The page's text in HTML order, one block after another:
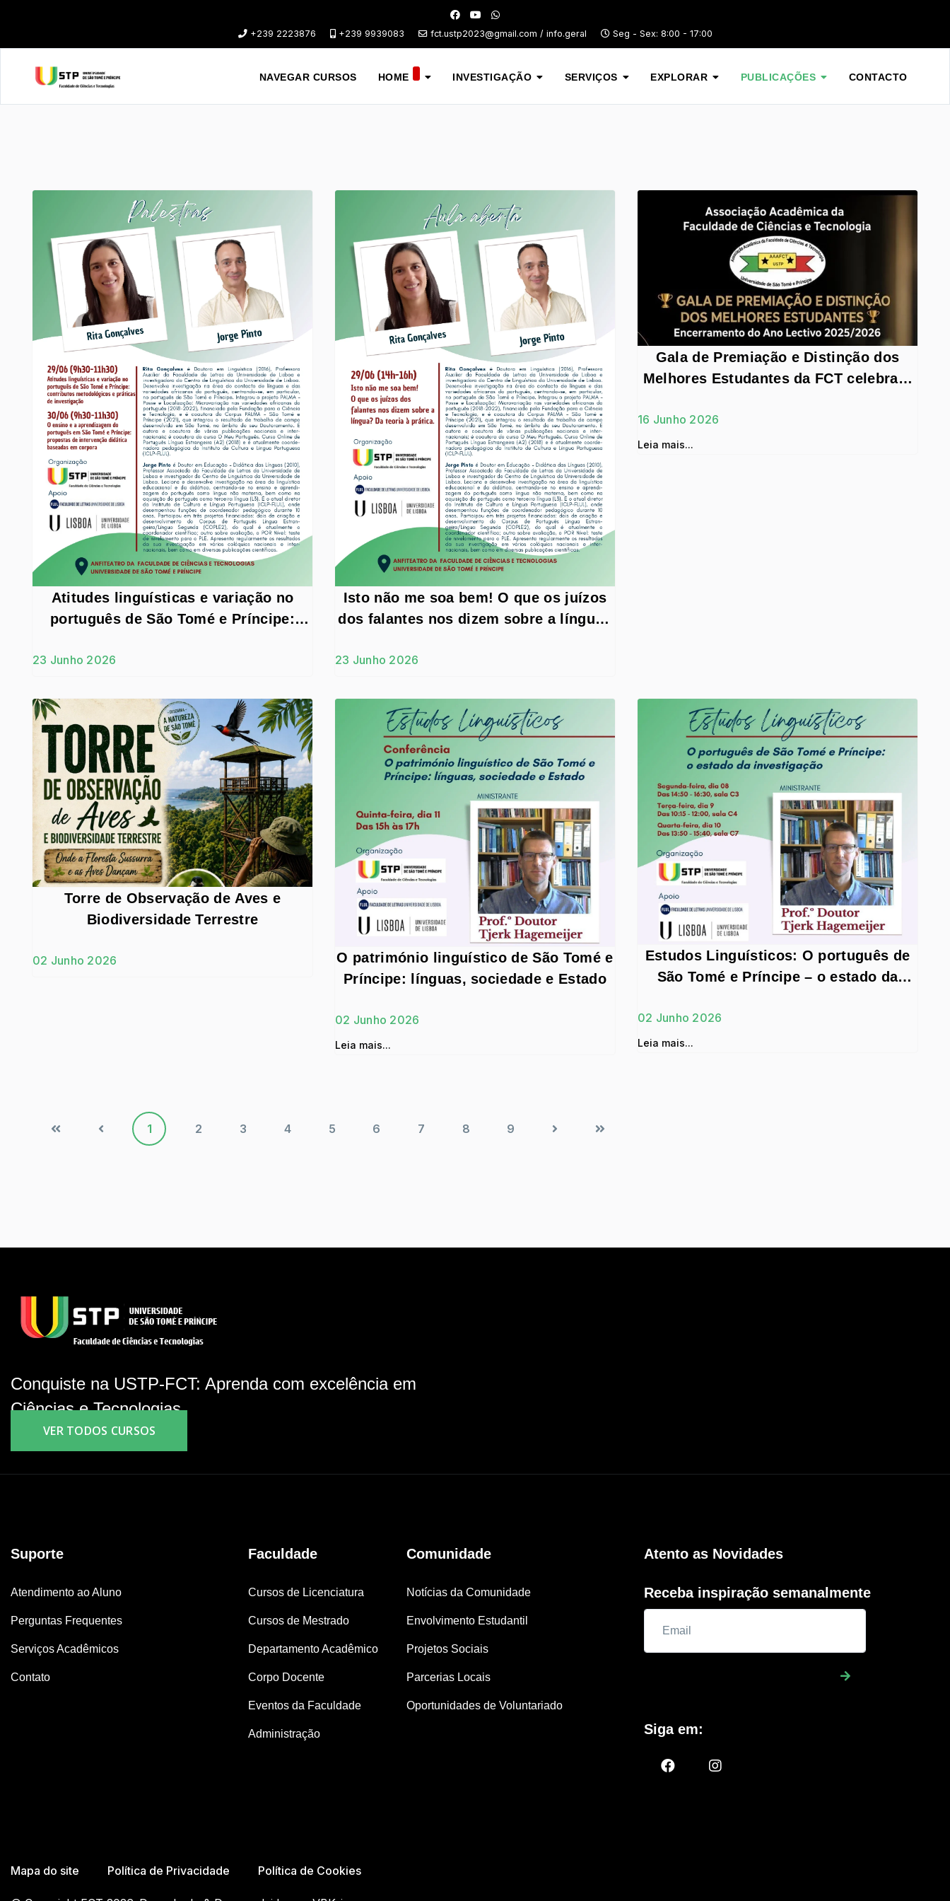
+239 2223876 +239 9939083 fct.ustp2023@gmail.com / info.geral Seg - Sex: 8:00 - 17:00
NAVEGAR CURSOS HOME INVESTIGAÇÃO SERVIÇOS EXPLORAR PUBLICAÇÕES CONTACTO
Atitudes linguísticas e variação no
português de São Tomé e Príncipe:
23 Junho 2026
Isto não me soa bem! O que os juízos
dos falantes nos dizem sobre a língua?
23 Junho 2026
Gala de Premiação e Distinção dos
Melhores Estudantes da FCT celebrará
16 Junho 2026
Leia mais...
Torre de Observação de Aves e
Biodiversidade Terrestre
02 Junho 2026
O património linguístico de São Tomé e
Príncipe: línguas, sociedade e Estado
02 Junho 2026
Leia mais...
Estudos Linguísticos: O português de
São Tomé e Príncipe – o estado da
02 Junho 2026
Leia mais...
1 2 3 4 5 6 7 8 9
Conquiste na USTP-FCT: Aprenda com excelência em
Ciências e Tecnologias.
VER TODOS CURSOS
Suporte
Atendimento ao Aluno
Perguntas Frequentes
Serviços Acadêmicos
Contato
Faculdade
Cursos de Licenciatura
Cursos de Mestrado
Departamento Acadêmico
Corpo Docente
Eventos da Faculdade
Administração
Comunidade
Notícias da Comunidade
Envolvimento Estudantil
Projetos Sociais
Parcerias Locais
Oportunidades de Voluntariado
Atento as Novidades
Receba inspiração semanalmente
Siga em:
Mapa do site Política de Privacidade Política de Cookies